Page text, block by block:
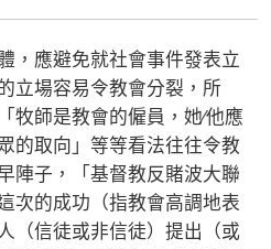
應避免就社會事件發表立
立場容易令教會分裂，所
牧師是教會的僱員，她∕他應
的取向」等等看法往往令教
陣子，「基督教反賭波大聯
次的成功（指教會高調地表
（信徒或非信徒）提出（或